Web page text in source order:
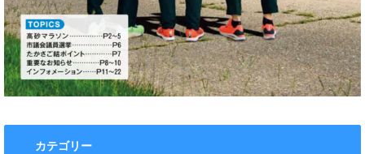
カテゴリー